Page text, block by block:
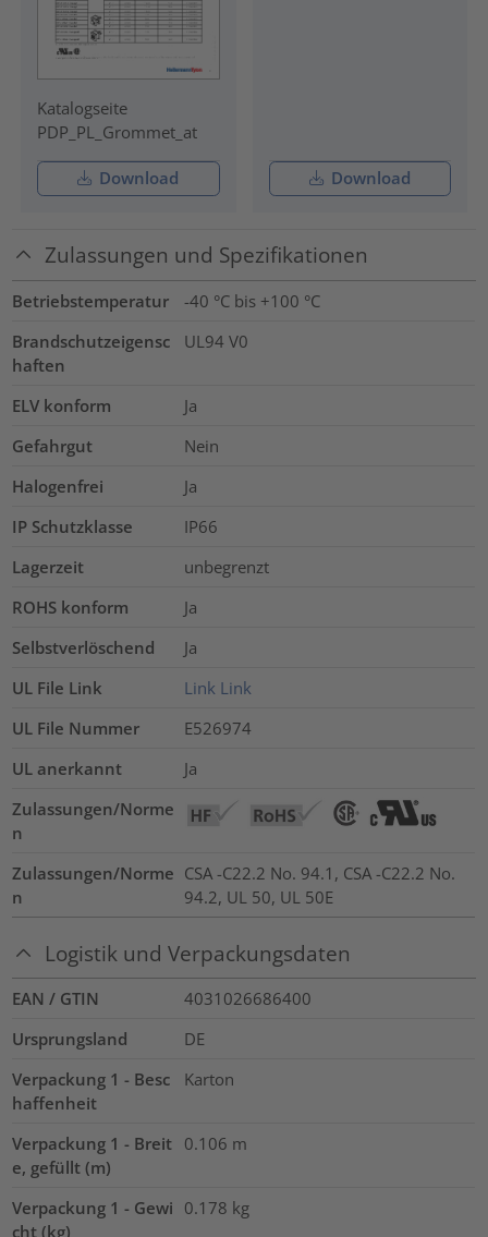
Katalogseite
PDP_PL_Grommet_at
Download Download
Zulassungen und Spezifikationen
Betriebstemperatur
-40 °C bis +100 °C
Brandschutzeigensc
haften
UL94 V0
ELV konform
Ja
Gefahrgut
Nein
Halogenfrei
Ja
IP Schutzklasse
IP66
Lagerzeit
unbegrenzt
ROHS konform
Ja
Selbstverlöschend
Ja
UL File Link
Link Link
UL File Nummer
E526974
UL anerkannt
Ja
Zulassungen/Norme
n
Zulassungen/Norme
n
CSA -C22.2 No. 94.1, CSA -C22.2 No.
94.2, UL 50, UL 50E
Logistik und Verpackungsdaten
EAN / GTIN
4031026686400
Ursprungsland
DE
Verpackung 1 - Besc
haffenheit
Karton
Verpackung 1 - Breit
e, gefüllt (m)
0.106 m
Verpackung 1 - Gewi
cht (kg)
0.178 kg